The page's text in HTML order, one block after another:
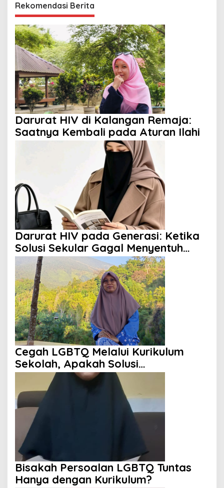
Rekomendasi Berita
Darurat HIV di Kalangan Remaja:
Saatnya Kembali pada Aturan Ilahi
Darurat HIV pada Generasi: Ketika
Solusi Sekular Gagal Menyentuh
Akar Masalah
Cegah LGBTQ Melalui Kurikulum
Sekolah, Apakah Solusi
Problematik?
Bisakah Persoalan LGBTQ Tuntas
Hanya dengan Kurikulum?